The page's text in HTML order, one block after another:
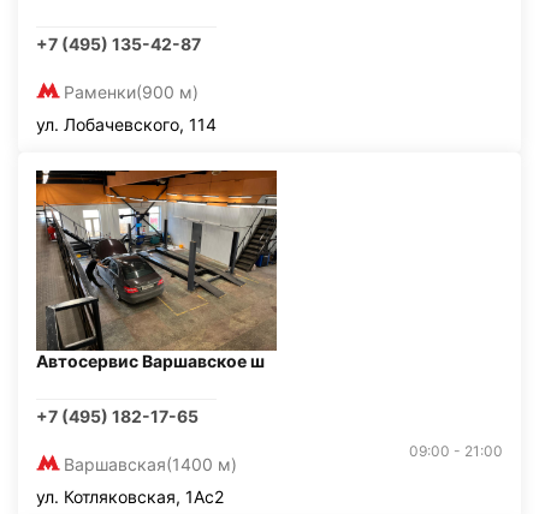
+7 (495) 135-42-87
Раменки(900 м)
ул. Лобачевского, 114
Автосервис Варшавское ш
+7 (495) 182-17-65
Варшавская(1400 м)
09:00 - 21:00
ул. Котляковская, 1Ас2